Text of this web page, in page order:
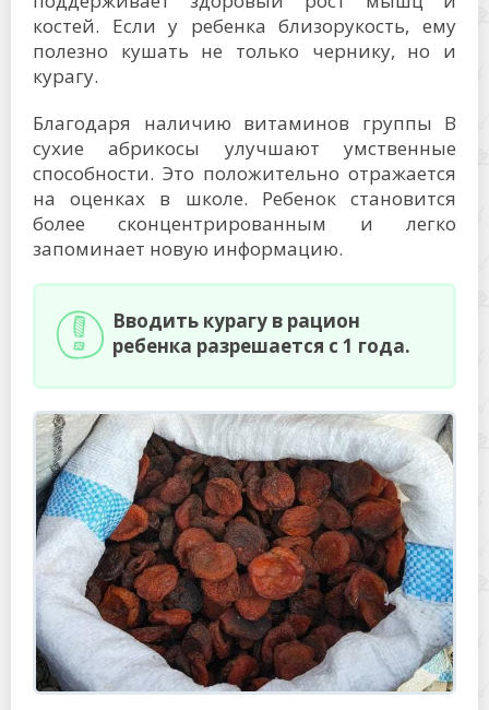
костей. Если у ребенка близорукость, ему
полезно кушать не только чернику, но и
курагу.
Благодаря наличию витаминов группы В
сухие абрикосы улучшают умственные
способности. Это положительно отражается
на оценках в школе. Ребенок становится
более сконцентрированным и легко
запоминает новую информацию.
Вводить курагу в рацион
ребенка разрешается с 1 года.